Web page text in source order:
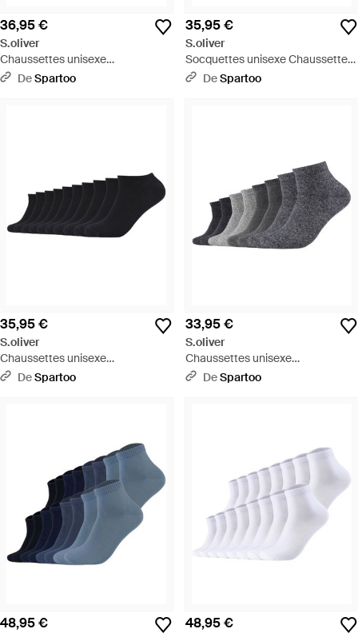
36,95 €
S.oliver
Chaussettes unisexe
Chaussettes Paquet de 8 - Noir
DeSpartoo
35,95 €
S.oliver
Socquettes unisexe Chaussettes
Paquet de 10 - Bleu
DeSpartoo
35,95 €
S.oliver
Chaussettes unisexe
Chaussettes Paquet de 10 - Noir
DeSpartoo
33,95 €
S.oliver
Chaussettes unisexe
Chaussettes Paquet de 8 - Gris
DeSpartoo
48,95 € 48,95 €